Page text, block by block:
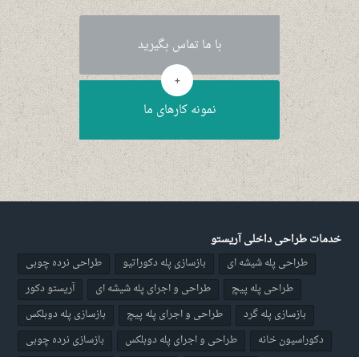
با ما تماس بگیرید
+
نمونه کارهای ما
خدمات طراحی داخلی آریستو
طراحی نرده چوبی بازسازی پله دکوراتیو
طراحی پله شیشه ای
آریستو دکور
طراحی و اجرای پله شیشه ای
طراحی پله پیچ
بازسازی پله دوبلکس
طراحی و اجرای پله پیچ
بازسازی پله گرد
بازسازی نرده چوبی
طراحی و اجرای پله دوبلکس
دکوراسیون خانه